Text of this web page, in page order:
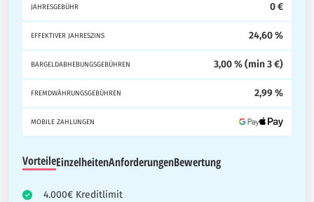
JAHRESGEBÜHR 0 €
EFFEKTIVER JAHRESZINS 24,60 %
BARGELDABHEBUNGSGEBÜHREN 3,00 % (min 3 €)
FREMDWÄHRUNGSGEBÜHREN 2,99 %
MOBILE ZAHLUNGEN
VorteileEinzelheitenAnforderungenBewertung
4.000€ Kreditlimit